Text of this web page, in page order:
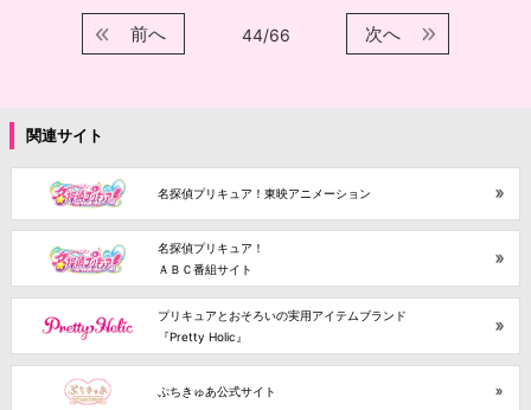
44/66
前へ 次へ
関連サイト
名探偵プリキュア！東映アニメーション
名探偵プリキュア！
ＡＢＣ番組サイト
プリキュアとおそろいの実用アイテムブランド
『Pretty Holic』
ぷちきゅあ公式サイト